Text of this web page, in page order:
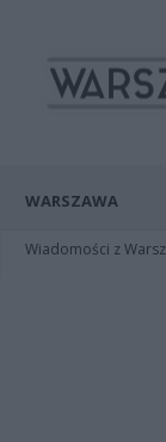
WARSZAWA
Wiadomości z